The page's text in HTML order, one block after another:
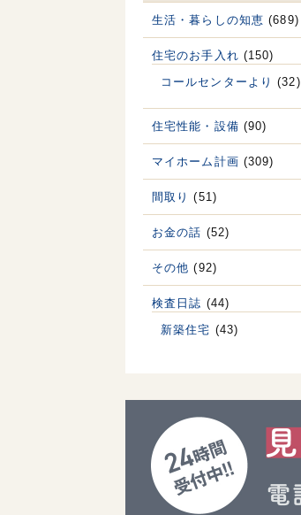
生活・暮らしの知恵 (689)
住宅のお手入れ (150)
コールセンターより (32)
住宅性能・設備 (90)
マイホーム計画 (309)
間取り (51)
お金の話 (52)
その他 (92)
検査日誌 (44)
新築住宅 (43)